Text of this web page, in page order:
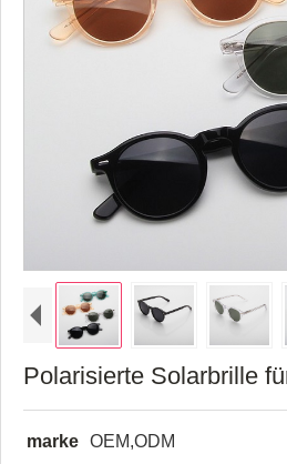
Polarisierte Solarbrille
marke OEM,ODM